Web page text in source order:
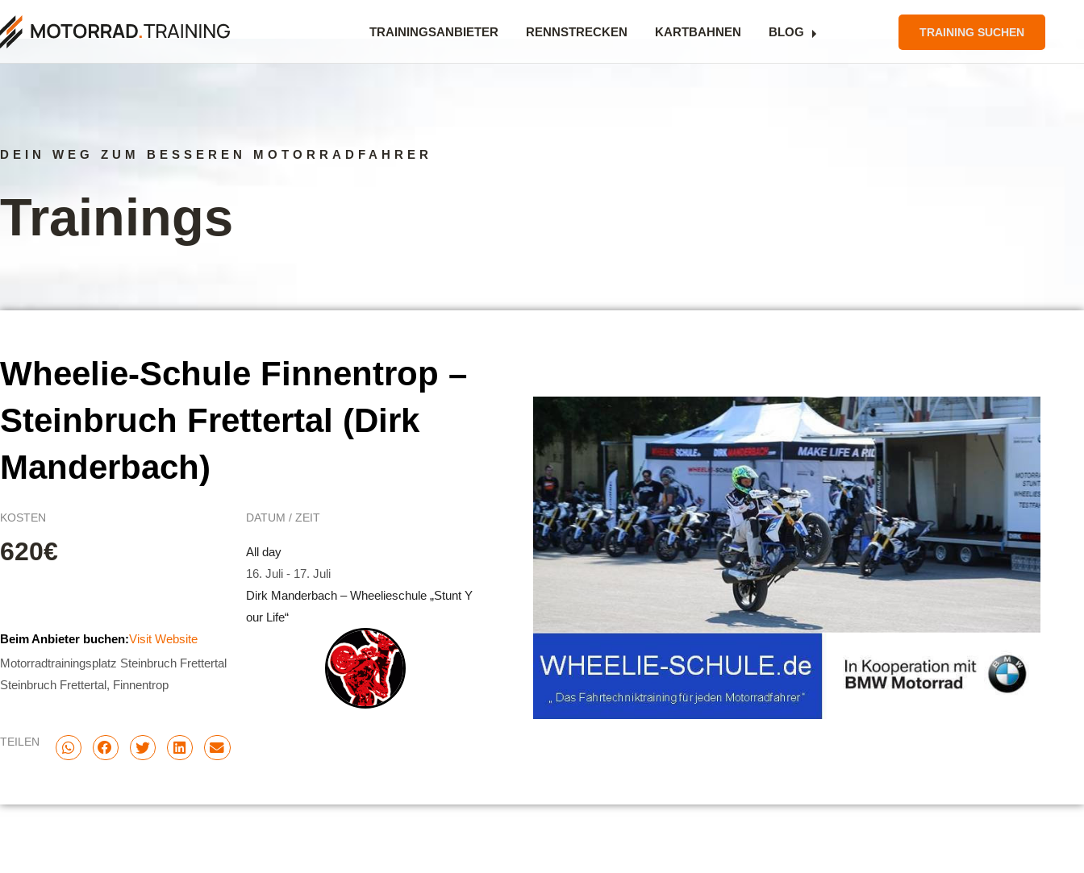
TRAININGSANBIETER RENNSTRECKEN KARTBAHNEN BLOG TRAINING SUCHEN
DEIN WEG ZUM BESSEREN MOTORRADFAHRER
Trainings
Wheelie-Schule Finnentrop –
Steinbruch Frettertal (Dirk
Manderbach)
KOSTEN
620€
DATUM / ZEIT
All day
16. Juli - 17. Juli
Dirk Manderbach – Wheelieschule „Stunt Y
our Life“
Beim Anbieter buchen:Visit Website
Motorradtrainingsplatz Steinbruch Frettertal
Steinbruch Frettertal, Finnentrop
TEILEN